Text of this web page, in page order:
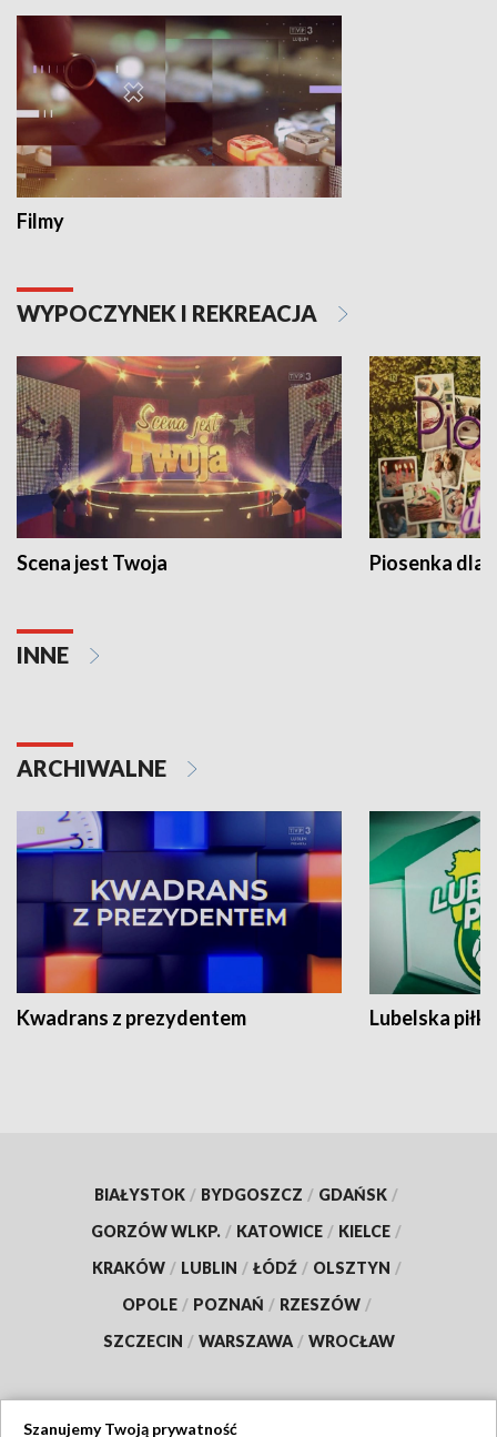
Filmy
WYPOCZYNEK I REKREACJA
Scena jest Twoja Piosenka dla
INNE
ARCHIWALNE
Kwadrans z prezydentem Lubelska piłka
BIAŁYSTOK / BYDGOSZCZ / GDAŃSK /
GORZÓW WLKP. / KATOWICE / KIELCE /
KRAKÓW / LUBLIN / ŁÓDŹ / OLSZTYN /
OPOLE / POZNAŃ / RZESZÓW /
SZCZECIN / WARSZAWA / WROCŁAW
Szanujemy Twoją prywatność